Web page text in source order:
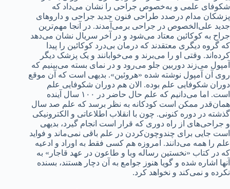
شکوفای علمی و به‌خصوص جراحی را نشان می‌داد که
پزشکان مدام درصدد طراحی فنون جدید جراحی و داروهای
جدید علی‌الخصوص در جراحی بر‌می‌آمدند. در آنجا مهم‌ترین
جراح به کوکائین معتاد می‌شود و در آخر سریال نشان می‌دهد
که گروه دیگری معتقدند که درمان بی‌درد کوکائین را پیدا
کرده‌اند. وقتی او را می‌برند و می‌خوابانند و یک پزشک دیگر
آمپول می‌زند دوربین جلو می‌رود و در نمای بسته می‌بینیم که
روی آن آمپول نوشته شده «هروئین». بدیهی است که آن موقع
دوران شکوفایی علم بوده. الان هم دوران شکوفایی علم
است. اما می‌دانیم که علم حال حاضر در ۱۰۰ سال آینده
همان‌قدر ممکن است کودکانه به نظر برسد که علم صد سال
گذشته در دوره کنونی. چون با انقلاب اطلاعاتی و الکترونیکی
و جراحی‌های از راه دوری که قرار است انجام گیرد، بدیهی
است جایی برای چندوچون‌کردن در علم باقی نمی‌ماند و فواید
علم را همه می‌دانند. امروزه هم کسی فقط به اوراد و ادعیه
که در کتاب «نخستین رساله وبا و طاعون در عهد قاجار» به
آنها اشاره شده و گویا هنوز جوامع به آن دچار هستند، بسنده
نکرده و نمی‌کند و نخواهد کرد.